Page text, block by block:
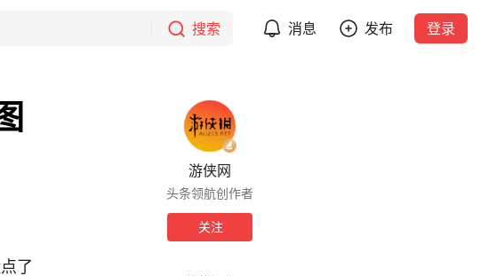
搜索 消息 发布 登录
了
游侠网
头条领航创作者
关注